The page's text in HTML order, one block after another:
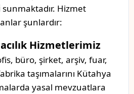
sunmaktadır. Hizmet
şunlardır:
Hizmetlerimiz
büro, şirket, arşiv, fuar,
taşımalarını Kütahya
yasal mevzuatlara